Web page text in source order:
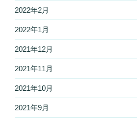
2022年2月
2022年1月
2021年12月
2021年11月
2021年10月
2021年9月